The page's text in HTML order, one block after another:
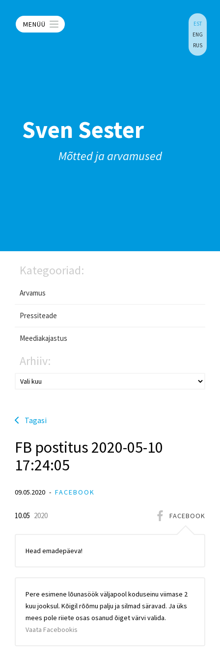
MENÜÜ
EST
ENG
RUS
Sven Sester
Mõtted ja arvamused
Kategooriad:
Arvamus
Pressiteade
Meediakajastus
Arhiiv:
Tagasi
FB postitus 2020-05-10
17:24:05
09.05.2020 FACEBOOK
FACEBOOK
10.05 2020
Head emadepäeva!
Pere esimene lōunasöök väljapool koduseinu viimase 2
kuu jooksul. Kōigil rōōmu palju ja silmad säravad. Ja üks
mees pole riiete osas osanud ōiget värvi valida.
Vaata Facebookis